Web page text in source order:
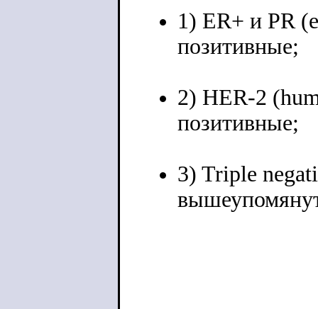
1) ER+ и PR
позитивные;
2) HER-2
позитивные;
3) Triple